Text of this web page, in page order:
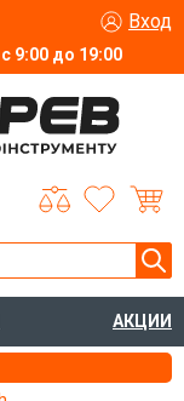
9:00 до 19:00
Вход
АКЦИИ